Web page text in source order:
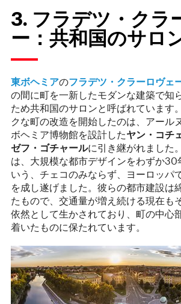
3. フラデツ・クラ
ー：共和国のサロ
東ボヘミアのフラデツ・クラーロヴェ
の間に町を一新したモダンな建築で知
ため共和国のサロンと呼ばれています
クな町の改造を開始したのは、アール
ボヘミア博物館を設計したヤン・コチ
ゼフ・ゴチャールに引き継がれました
は、大規模な都市デザインをわずか30
いう、チェコのみならず、ヨーロッパ
を成し遂げました。彼らの都市建設は
たもので、交通量が増え続ける現在も
依然として生かされており、町の中心
着いたものに保たれています。